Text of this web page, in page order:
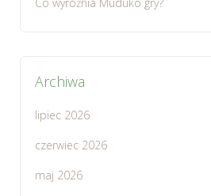
Archiwa
lipiec 2026
czerwiec 2026
maj 2026